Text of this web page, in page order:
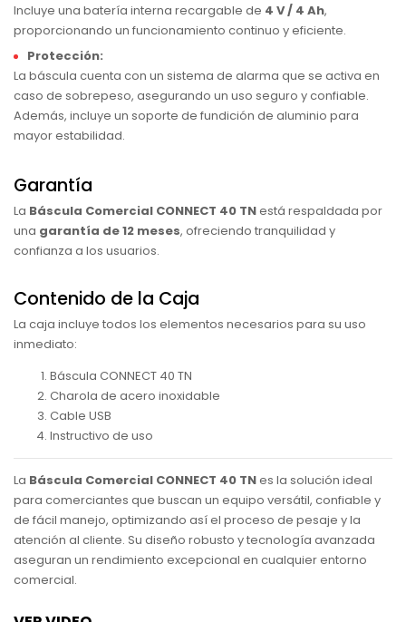
Incluye una batería interna recargable de 4 V / 4 Ah,
proporcionando un funcionamiento continuo y eficiente.
Protección:
La báscula cuenta con un sistema de alarma que se activa en
caso de sobrepeso, asegurando un uso seguro y confiable.
Además, incluye un soporte de fundición de aluminio para
mayor estabilidad.
Garantía
La Báscula Comercial CONNECT 40 TNestá respaldada por
una garantía de 12 meses, ofreciendo tranquilidad y
confianza a los usuarios.
Contenido de la Caja
La caja incluye todos los elementos necesarios para su uso
inmediato:
Báscula CONNECT 40 TN
Charola de acero inoxidable
Cable USB
Instructivo de uso
La Báscula Comercial CONNECT 40 TNes la solución ideal
para comerciantes que buscan un equipo versátil, confiable y
de fácil manejo, optimizando así el proceso de pesaje y la
atención al cliente. Su diseño robusto y tecnología avanzada
aseguran un rendimiento excepcional en cualquier entorno
comercial.